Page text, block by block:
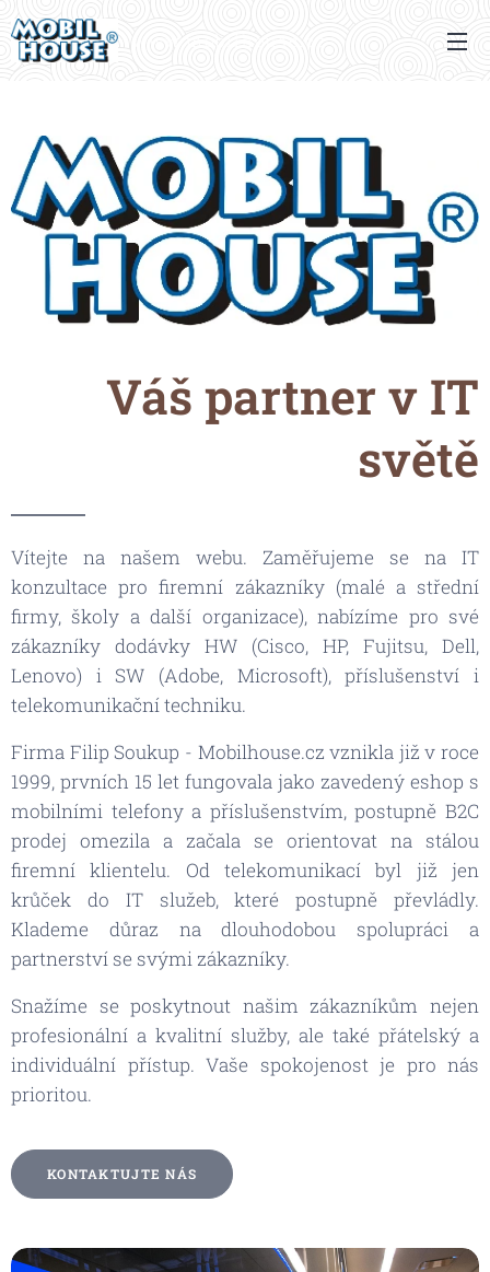
Váš partner v IT
světě
Vítejte na našem webu. Zaměřujeme se na IT
konzultace pro firemní zákazníky (malé a střední
firmy, školy a další organizace), nabízíme pro své
zákazníky dodávky HW (Cisco, HP, Fujitsu, Dell,
Lenovo) i SW (Adobe, Microsoft), příslušenství i
telekomunikační techniku.
Firma Filip Soukup - Mobilhouse.cz vznikla již v roce
1999, prvních 15 let fungovala jako zavedený eshop s
mobilními telefony a příslušenstvím, postupně B2C
prodej omezila a začala se orientovat na stálou
firemní klientelu. Od telekomunikací byl již jen
krůček do IT služeb, které postupně převládly.
Klademe důraz na dlouhodobou spolupráci a
partnerství se svými zákazníky.
Snažíme se poskytnout našim zákazníkům nejen
profesionální a kvalitní služby, ale také přátelský a
individuální přístup. Vaše spokojenost je pro nás
prioritou.
KONTAKTUJTE NÁS